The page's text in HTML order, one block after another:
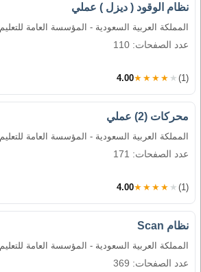
نظام الوقود ( ديزل ) عملي
المملكة العربية السعودية - المؤسسة العامة للتعليم
عدد الصفحات: 110
4.00★★★★★ (1)
محركات (2) عملي
المملكة العربية السعودية - المؤسسة العامة للتعليم
عدد الصفحات: 171
4.00★★★★★ (1)
نظام Scan
المملكة العربية السعودية - المؤسسة العامة للتعليم
عدد الصفحات: 369